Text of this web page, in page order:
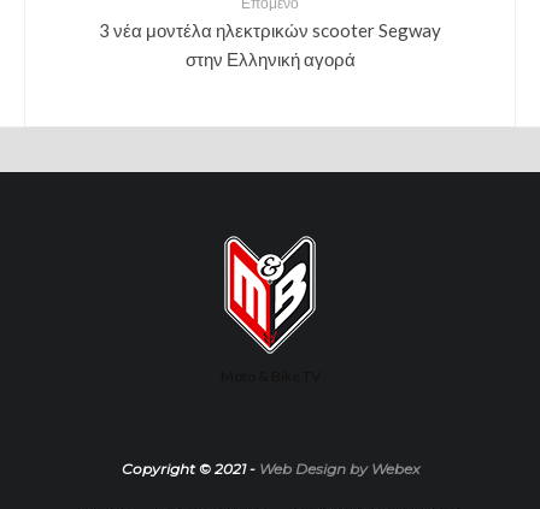
3 νέα μοντέλα ηλεκτρικών scooter Segway
στην Ελληνική αγορά
Copyright © 2021 - Web Design by Webex